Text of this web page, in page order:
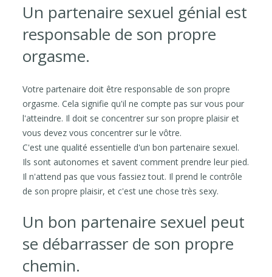
Un partenaire sexuel génial est
responsable de son propre
orgasme.
Votre partenaire doit être responsable de son propre
orgasme. Cela signifie qu'il ne compte pas sur vous pour
l'atteindre. Il doit se concentrer sur son propre plaisir et
vous devez vous concentrer sur le vôtre.
C'est une qualité essentielle d'un bon partenaire sexuel.
Ils sont autonomes et savent comment prendre leur pied.
Il n'attend pas que vous fassiez tout. Il prend le contrôle
de son propre plaisir, et c'est une chose très sexy.
Un bon partenaire sexuel peut
se débarrasser de son propre
chemin.